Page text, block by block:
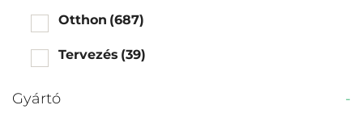
Otthon (687)
Tervezés (39)
Gyártó -